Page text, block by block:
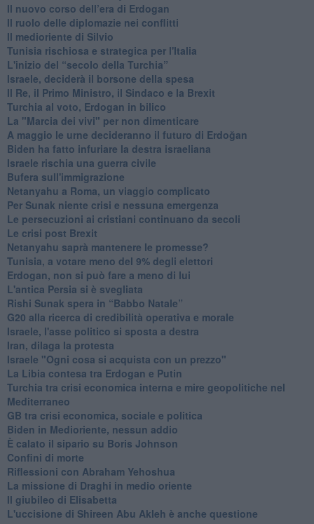
​Il nuovo corso dell’era di Erdogan
Il ruolo delle diplomazie nei conflitti
Il medioriente di Silvio
Tunisia rischiosa e strategica per l'Italia
L'inizio del “secolo della Turchia”
Israele, deciderà il borsone della spesa
Il Re, il Primo Ministro, il Sindaco e la Brexit
Turchia al voto, Erdogan in bilico
La "Marcia dei vivi" per non dimenticare
A maggio le urne decideranno il futuro di Erdoğan
Biden ha fatto infuriare la destra israeliana
Israele rischia una guerra civile
Bufera sull'immigrazione
Netanyahu a Roma, un viaggio complicato
Per Sunak niente crisi e nessuna emergenza
Le persecuzioni ai cristiani continuano da secoli
Le crisi post Brexit
Netanyahu saprà mantenere le promesse?
Tunisia, a votare meno del 9% degli elettori
Erdogan, non si può fare a meno di lui
L'antica Persia si è svegliata
Rishi Sunak spera in “Babbo Natale”
G20 alla ricerca di credibilità operativa e morale
Israele, l'asse politico si sposta a destra
Iran, dilaga la protesta
Israele "Ogni cosa si acquista con un prezzo"
La Libia contesa tra Erdogan e Putin
Turchia tra crisi economica interna e mire geopolitiche nel
Mediterraneo
GB tra crisi economica, sociale e politica
Biden in Medioriente, nessun addio
È calato il sipario su Boris Johnson
Confini di morte
Riflessioni con Abraham Yehoshua
La missione di Draghi in medio oriente
Il giubileo di Elisabetta
L'uccisione di Shireen Abu Akleh è anche questione